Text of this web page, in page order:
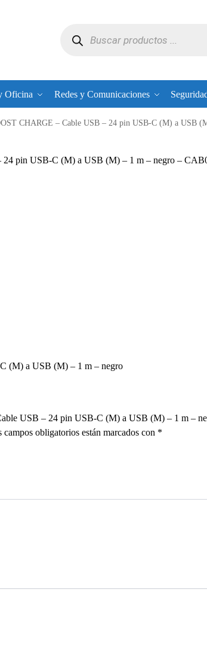
Oficina Redes y Comunicaciones
CHARGE – Cable USB – 24 pin USB-C (M) a USB
pin USB-C (M) a USB (M) – 1 m – negro –
(M) a USB (M) – 1 m – negro
USB – 24 pin USB-C (M) a USB (M) – 1 m –
campos obligatorios están marcados con *